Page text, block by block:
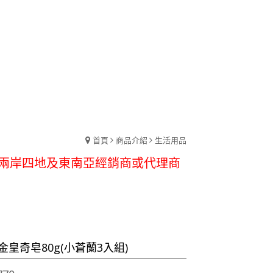
首頁 商品介紹 生活用品
歡迎登入會員,享有全館折扣優惠
岸四地及東南亞經銷商或代理商
皇奇皂80g(小蒼蘭3入組)